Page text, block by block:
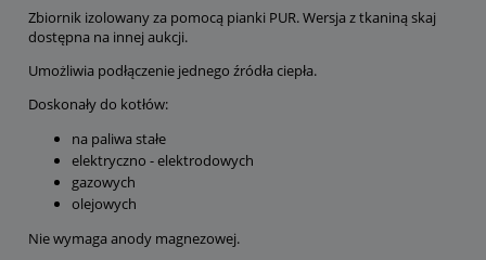
Zbiornik izolowany za pomocą pianki PUR. Wersja z tkaniną skaj
dostępna na innej aukcji.
Umożliwia podłączenie jednego źródła ciepła.
Doskonały do kotłów:
na paliwa stałe
elektryczno - elektrodowych
gazowych
olejowych
Nie wymaga anody magnezowej.